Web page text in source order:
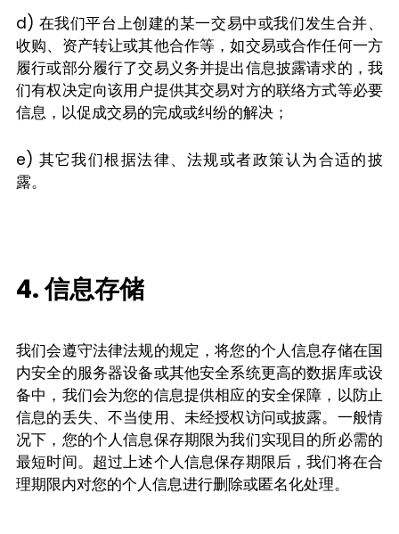
d) 在我们平台上创建的某一交易中或我们发生合并、
收购、资产转让或其他合作等，如交易或合作任何一方
履行或部分履行了交易义务并提出信息披露请求的，我
们有权决定向该用户提供其交易对方的联络方式等必要
信息，以促成交易的完成或纠纷的解决；
e) 其它我们根据法律、法规或者政策认为合适的披
露。
4. 信息存储
我们会遵守法律法规的规定，将您的个人信息存储在国
内安全的服务器设备或其他安全系统更高的数据库或设
备中，我们会为您的信息提供相应的安全保障，以防止
信息的丢失、不当使用、未经授权访问或披露。一般情
况下，您的个人信息保存期限为我们实现目的所必需的
最短时间。超过上述个人信息保存期限后，我们将在合
理期限内对您的个人信息进行删除或匿名化处理。